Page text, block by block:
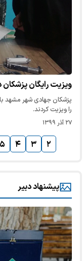
ویزیت رایگان
را ویزیت کردند.
۲۷ آذر ۱۳۹۹
۲ ۳ ۴ ۵
پیشنهاد دبیر